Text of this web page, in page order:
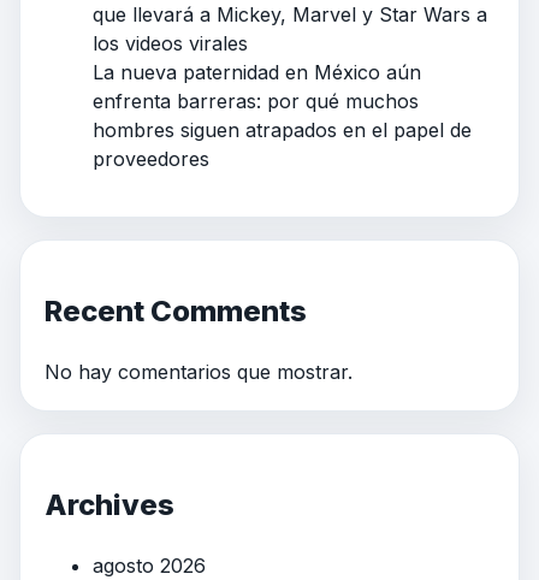
que llevará a Mickey, Marvel y Star Wars a
los videos virales
La nueva paternidad en México aún
enfrenta barreras: por qué muchos
hombres siguen atrapados en el papel de
proveedores
Recent Comments
No hay comentarios que mostrar.
Archives
agosto 2026